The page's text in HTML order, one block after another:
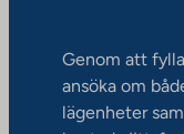
Genom att
ansöka om
lägenheter